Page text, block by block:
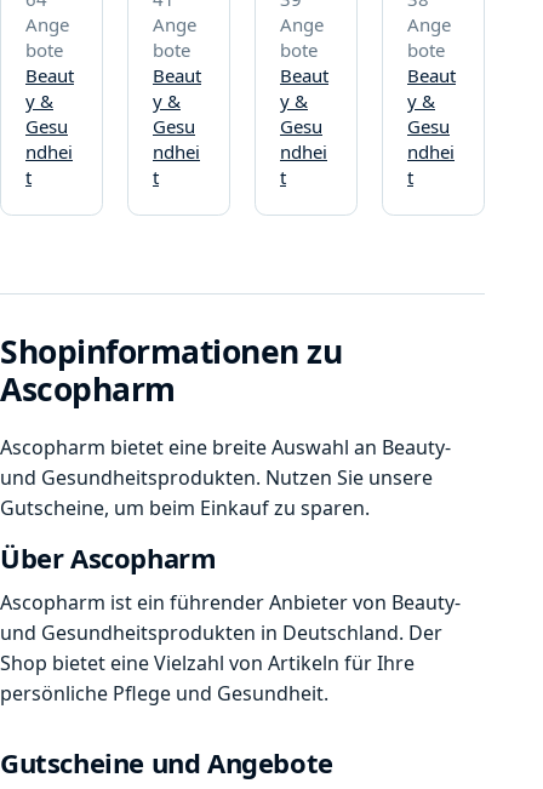
Ange
bote
Beaut
y &
Gesu
ndhei
t
Ange
bote
Beaut
y &
Gesu
ndhei
t
Ange
bote
Beaut
y &
Gesu
ndhei
t
Ange
bote
Beaut
y &
Gesu
ndhei
t
Shopinformationen zu
Ascopharm
Ascopharm bietet eine breite Auswahl an Beauty-
und Gesundheitsprodukten. Nutzen Sie unsere
Gutscheine, um beim Einkauf zu sparen.
Über Ascopharm
Ascopharm ist ein führender Anbieter von Beauty-
und Gesundheitsprodukten in Deutschland. Der
Shop bietet eine Vielzahl von Artikeln für Ihre
persönliche Pflege und Gesundheit.
Gutscheine und Angebote